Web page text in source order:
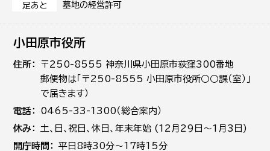
足あと 墓地の経営許可
小田原市役所
住所
〒250-8555 神奈川県小田原市荻窪300番地
郵便物は「〒250-8555 小田原市役所○○課（室）」
で届きます）
電話
0465-33-1300（総合案内）
休み
土､日､祝日、休日、年末年始 (12月29日～1月3日)
開庁時間
平日8時30分～17時15分